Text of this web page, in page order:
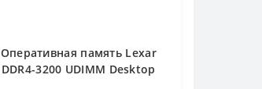
Оперативная память Lexar
DDR4-3200 UDIMM Desktop